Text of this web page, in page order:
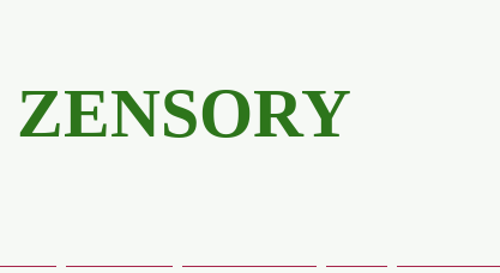
ZENSORY